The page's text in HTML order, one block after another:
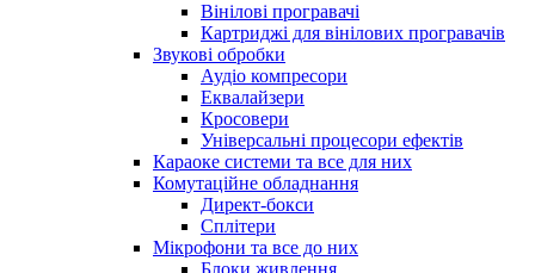
Вінілові програвачі
Картриджі для вінілових програвачів
Звукові обробки
Аудіо компресори
Еквалайзери
Кросовери
Універсальні процесори ефектів
Караоке системи та все для них
Комутаційне обладнання
Директ-бокси
Сплітери
Мікрофони та все до них
Блоки живлення